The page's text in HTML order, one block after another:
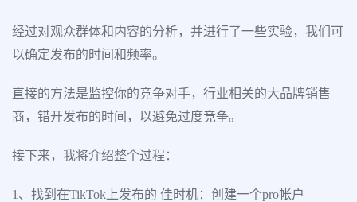
经过对观众群体和内容的分析，并进行了一些实验，我们可
以确定发布的时间和频率。
直接的方法是监控你的竞争对手，行业相关的大品牌销售
商，错开发布的时间，以避免过度竞争。
接下来，我将介绍整个过程：
1、找到在TikTok上发布的 佳时机：创建一个pro帐户